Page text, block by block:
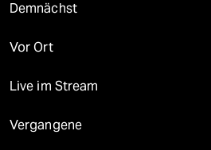
Demnächst
Vor Ort
Live im Stream
Vergangene